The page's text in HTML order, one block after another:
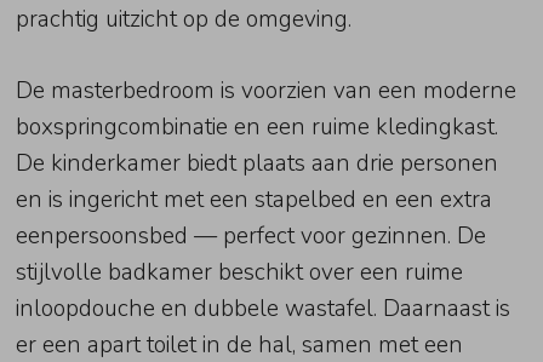
prachtig uitzicht op de omgeving.
De masterbedroom is voorzien van een moderne
boxspringcombinatie en een ruime kledingkast.
De kinderkamer biedt plaats aan drie personen
en is ingericht met een stapelbed en een extra
eenpersoonsbed — perfect voor gezinnen. De
stijlvolle badkamer beschikt over een ruime
inloopdouche en dubbele wastafel. Daarnaast is
er een apart toilet in de hal, samen met een